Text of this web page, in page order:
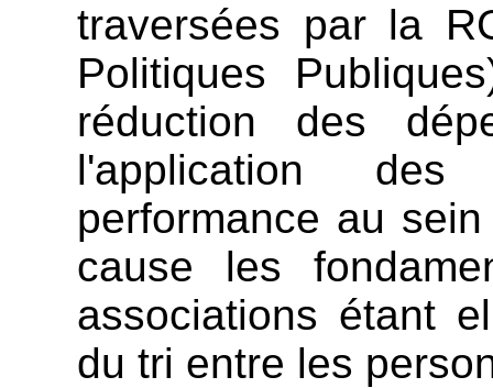
traversées par la
Politiques
réduction des
l'application
performance au
cause les
associations étant
du tri entre les